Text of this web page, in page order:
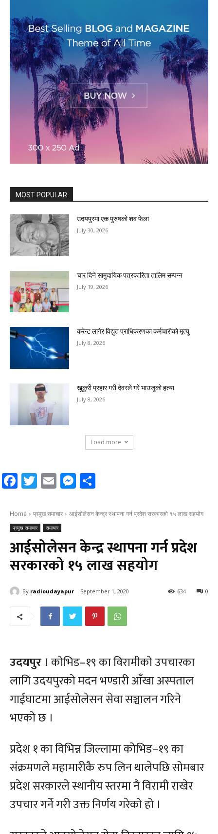
MOST POPULAR
उदयपुरमा एक पुरुषको शव फेला
July 30, 2026
चार दिने सामुदायिक पत्रकारिता तालिम सम्पन्न
July 19, 2026
करेन्ट लागेर विद्युत प्राधिकरणका कर्मचारीको मृत्यु
July 8, 2026
खुकुरी प्रहार गरी देवरले गरे भाउजूको हत्या
July 8, 2026
Load more
Facebook
Twitter
EmailMessenger